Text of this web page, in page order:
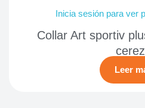
Inicia sesión para ver
Collar Art sportiv
Leer